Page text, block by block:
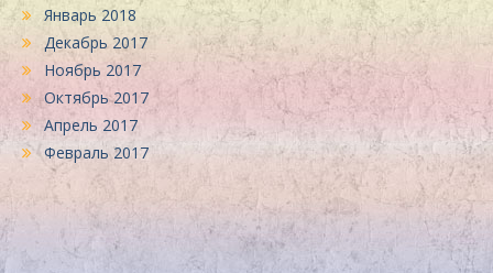
Январь 2018
Декабрь 2017
Ноябрь 2017
Октябрь 2017
Апрель 2017
Февраль 2017